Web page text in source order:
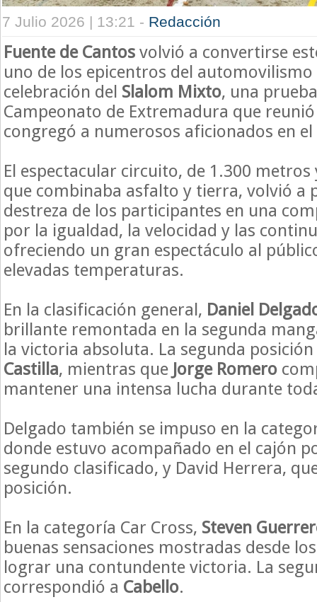
7 Julio 2026 | 13:21 - Redacción
Fuente de Cantos volvió a convertirse
uno de los epicentros del
celebración del Slalom Mixto, una
Campeonato de Extremadura que
congregó a numerosos aficionados en
El espectacular circuito, de 1.300
que combinaba asfalto y tierra, volvió a
destreza de los participantes en una
por la igualdad, la velocidad y las
ofreciendo un gran espectáculo al
elevadas temperaturas.
En la clasificación general, Daniel
brillante remontada en la segunda
la victoria absoluta. La segunda
Castilla, mientras que Jorge Romero
mantener una intensa lucha durante
Delgado también se impuso en la
donde estuvo acompañado en el cajón
segundo clasificado, y David Herrera,
posición.
En la categoría Car Cross, Steven
buenas sensaciones mostradas desde
lograr una contundente victoria. La
correspondió a Cabello.